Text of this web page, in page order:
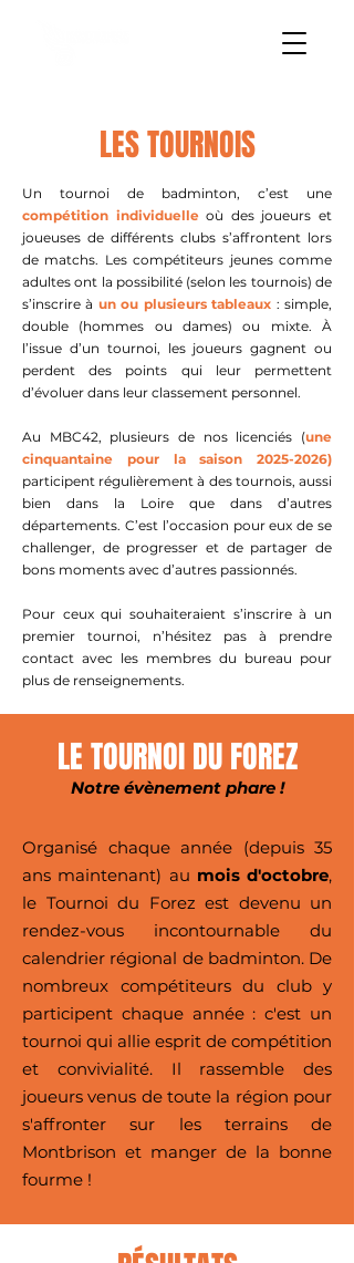
LES TOURNOIS
Un tournoi de badminton, c’est une
compétition individuelleoù des joueurs et
joueuses de différents clubs s’affrontent lors
de matchs. Les compétiteurs jeunes comme
adultes ont la possibilité (selon les tournois) de
s’inscrire à un ou plusieurs tableaux : simple,
double (hommes ou dames) ou mixte. À
l’issue d’un tournoi, les joueurs gagnent ou
perdent des points qui leur permettent
d’évoluer dans leur classement personnel.
Au MBC42, plusieurs de nos licenciés (une
cinquantaine pour la saison 2025-2026)
participent régulièrement à des tournois, aussi
bien dans la Loire que dans d’autres
départements. C’est l’occasion pour eux de se
challenger, de progresser et de partager de
bons moments avec d’autres passionnés.
Pour ceux qui souhaiteraient s’inscrire à un
premier tournoi, n’hésitez pas à prendre
contact avec les membres du bureau pour
plus de renseignements.​
LE TOURNOI DU FOREZ
Notre évènement phare !
Organisé chaque année (depuis 35
ans maintenant) au mois d'octobre,
le Tournoi du Forez est devenu un
rendez-vous incontournable du
calendrier régional de badminton. De
nombreux compétiteurs du club y
participent chaque année : c'est un
tournoi qui allie esprit de compétition
et convivialité. Il rassemble des
joueurs venus de toute la région pour
s'affronter sur les terrains de
Montbrison et manger de la bonne
fourme !